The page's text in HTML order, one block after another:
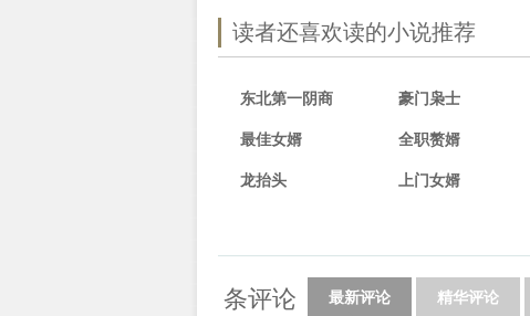
读者还喜欢读的小说推荐
东北第一阴商 豪门枭士
最佳女婿 全职赘婿
龙抬头 上门女婿
条评论 最新评论 精华评论